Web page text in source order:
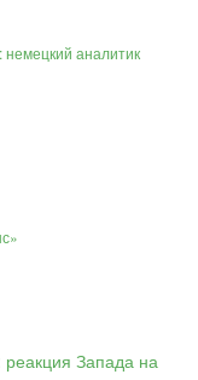
аналитик